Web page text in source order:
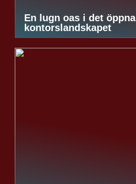
En lugn oas i det öppna
kontorslandskapet